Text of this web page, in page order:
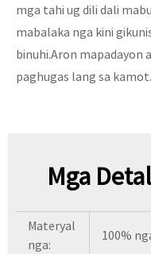
mga tahi ug dili dali
mabalaka nga kini
binuhi.Aron mapadayon
paghugas lang sa
Mga
Materyal
nga:
100%